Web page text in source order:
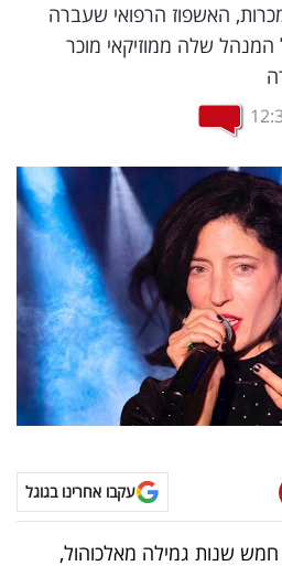
האשפוז הרפואי שעברה
שלה ממוזיקאי מוכר
עקבו אחרינו בגוגל
שנות גמילה מאלכוהול,